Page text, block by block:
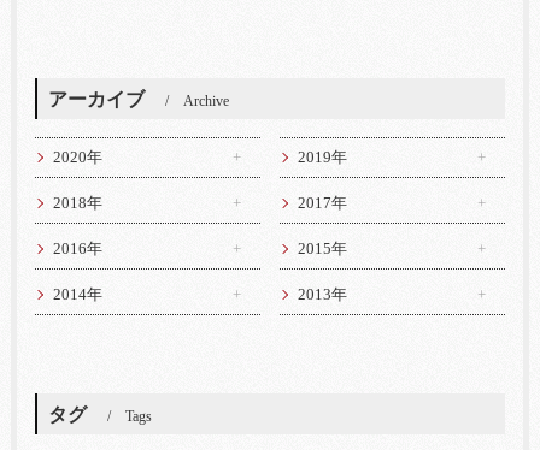
アーカイブ Archive
2020年 2019年
2018年 2017年
2016年 2015年
2014年 2013年
タグ Tags